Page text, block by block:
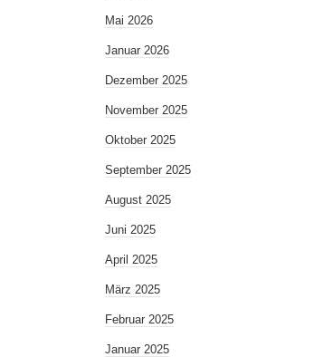
Mai 2026
Januar 2026
Dezember 2025
November 2025
Oktober 2025
September 2025
August 2025
Juni 2025
April 2025
März 2025
Februar 2025
Januar 2025